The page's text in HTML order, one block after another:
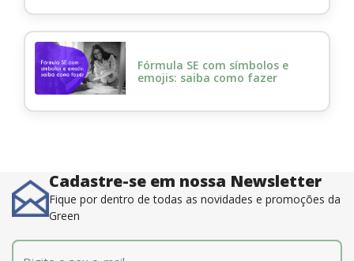
Fórmula SE com símbolos e
emojis: saiba como fazer
Cadastre-se em nossa Newsletter
Fique por dentro de todas as novidades e promoções da
Green
E-mail